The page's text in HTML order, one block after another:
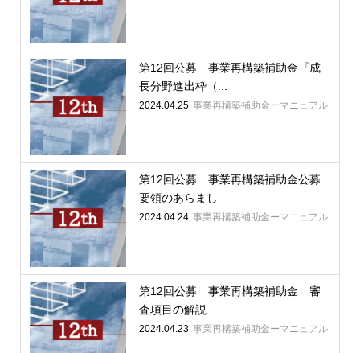
第12回公募 事業再構築補助金『成
長分野進出枠（...
2024.04.25 事業再構築補助金ーマニュアル
第12回公募 事業再構築補助金公募
要領のあらまし
2024.04.24 事業再構築補助金ーマニュアル
第12回公募 事業再構築補助金 審
査項目の解説
2024.04.23 事業再構築補助金ーマニュアル